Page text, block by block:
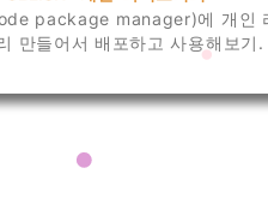
package manager)에 개인
만들어서 배포하고 사용해보기.